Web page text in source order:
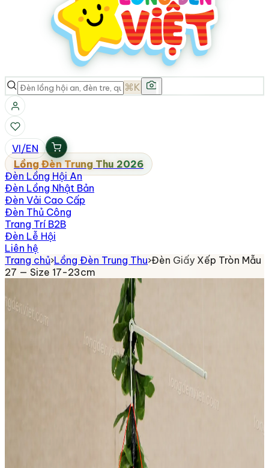
⌘K
VI/EN
Lồng Đèn Trung Thu 2026
Đèn Lồng Hội An
Đèn Lồng Nhật Bản
Đèn Vải Cao Cấp
Đèn Thủ Công
Trang Trí B2B
Đèn Lễ Hội
Liên hệ
Trang chủ›Lồng Đèn Trung Thu›Đèn Giấy Xếp Tròn Mẫu
27 — Size 17-23cm